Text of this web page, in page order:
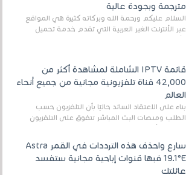
مترجمة وبجودة عالية
السلام عليكم ورحمة الله وبركاته كثيرة هي المواقع
عبر الأنترنت الغير العربية التي تقدم خدمة تحميل
قائمة IPTV الشاملة لمشاهدة أكثر من
42,000 قناة تلفزيونية مجانية من جميع أنحاء
العالم
بناءً على الاعتقاد السائد حاليًا بأن التلفزيون حسب
الطلب ومنصات البث المباشر تتفوق على التلفزيون
سارع واحذف هذه الترددات في القمر Astra
19.1°E فبها قنوات إباحية مجانية ستفسد
عائلتك